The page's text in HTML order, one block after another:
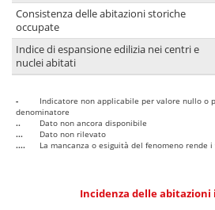
Consistenza delle abitazioni storiche
occupate
Indice di espansione edilizia nei centri e
nuclei abitati
-
Indicatore non applicabile per valore nullo o
denominatore
..
Dato non ancora disponibile
...
Dato non rilevato
....
La mancanza o esiguità del fenomeno rende
Incidenza delle